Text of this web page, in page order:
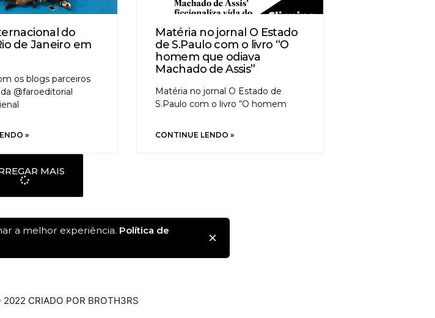
do
de Janeiro em
os blogs parceiros
@faroeditorial
»
Matéria no jornal O Estado
de S.Paulo com o livro “O
homem que odiava
Machado de Assis”
Matéria no jornal O Estado de
S.Paulo com o livro “O homem
CONTINUE LENDO »
MAIS
2022 CRIADO POR BROTH3RS
a melhor experiência. Política de